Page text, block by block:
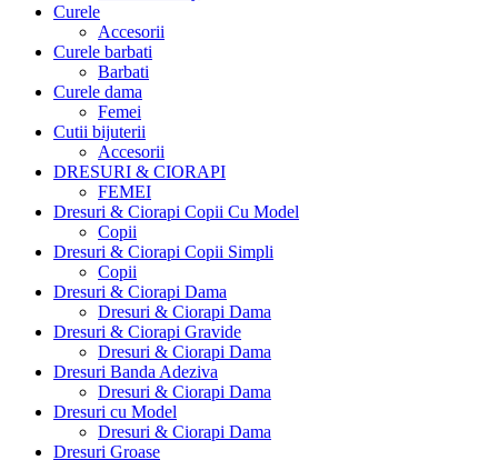
Curele
Accesorii
Curele barbati
Barbati
Curele dama
Femei
Cutii bijuterii
Accesorii
DRESURI & CIORAPI
FEMEI
Dresuri & Ciorapi Copii Cu Model
Copii
Dresuri & Ciorapi Copii Simpli
Copii
Dresuri & Ciorapi Dama
Dresuri & Ciorapi Dama
Dresuri & Ciorapi Gravide
Dresuri & Ciorapi Dama
Dresuri Banda Adeziva
Dresuri & Ciorapi Dama
Dresuri cu Model
Dresuri & Ciorapi Dama
Dresuri Groase